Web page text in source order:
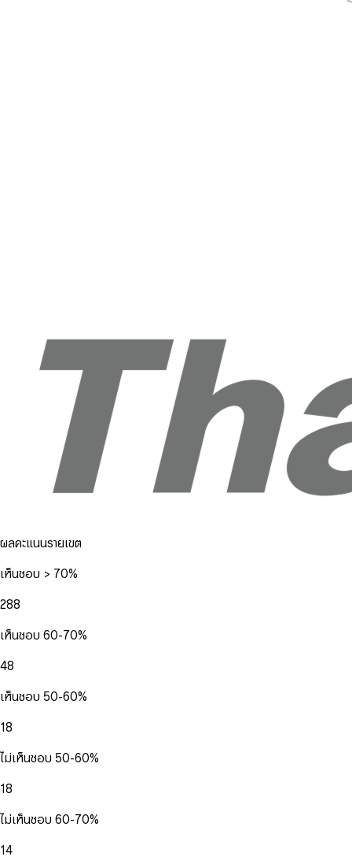
ผลคะแนนรายเขต
เห็นชอบ > 70%
288
เห็นชอบ 60-70%
48
เห็นชอบ 50-60%
18
ไม่เห็นชอบ 50-60%
18
ไม่เห็นชอบ 60-70%
14